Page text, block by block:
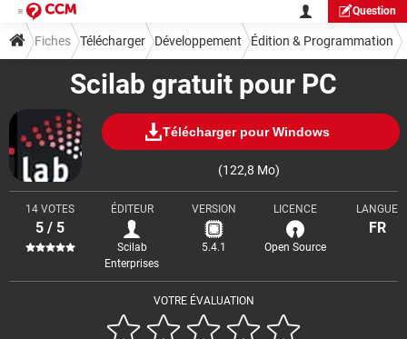
Question
Scilab gratuit pour PC
Télécharger pour Windows
(122,8 Mo)
VOTRE ÉVALUATION
14 VOTES
5 / 5
ÉDITEUR
Scilab
Enterprises
VERSION
5.4.1
LICENCE
Open Source
LANGUE
FR
Fiches Télécharger Développement Édition & Programmation